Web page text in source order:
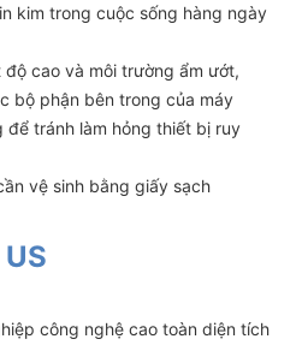
kim trong cuộc sống hàng ngày
độ cao và môi trường ẩm ướt,
bộ phận bên trong của máy
để tránh làm hỏng thiết bị ruy
vệ sinh bằng giấy sạch
công nghệ cao toàn diện tích